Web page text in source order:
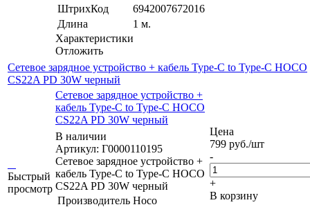
ШтрихКод
6942007672016
Длина
1 м.
Характеристики
Отложить
Сетевое зарядное устройство + кабель Type-C to Type-C HOCO
CS22A PD 30W черный
Быстрый
просмотр
Сетевое зарядное устройство +
кабель Type-C to Type-C HOCO
CS22A PD 30W черный
В наличии
Артикул: Г0000110195
Сетевое зарядное устройство +
кабель Type-C to Type-C HOCO
CS22A PD 30W черный
Производитель Hoco
Цена
799 руб./шт
-
+
В корзину